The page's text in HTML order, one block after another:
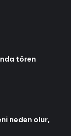
tören
neden olur,